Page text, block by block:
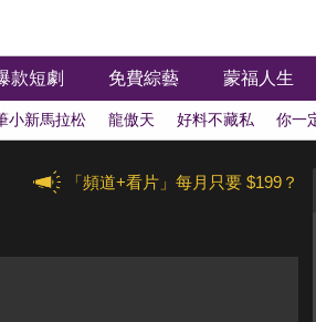
款短劇 免費綜藝 蒙福人生
小新馬拉松 龍傲天 好料不藏私 你一
「頻道+看片」每月只要 $199？